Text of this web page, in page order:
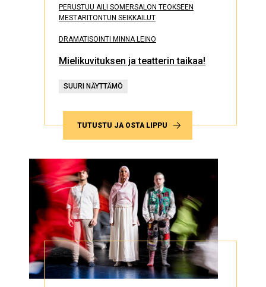
PERUSTUU AILI SOMERSALON TEOKSEEN
MESTARITONTUN SEIKKAILUT
DRAMATISOINTI MINNA LEINO
Mielikuvituksen ja teatterin taikaa!
SUURI NÄYTTÄMÖ
TUTUSTU JA OSTA LIPPU